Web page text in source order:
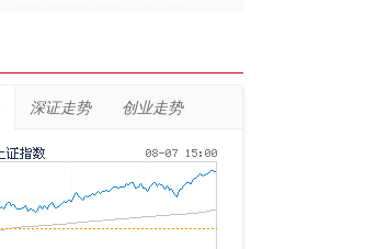
深证走势 创业走势